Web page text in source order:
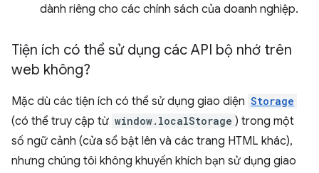
dành riêng cho các chính sách của doanh nghiệp.
Tiện ích có thể sử dụng các API bộ nhớ trên
web không?
Mặc dù các tiện ích có thể sử dụng giao diện Storage
(có thể truy cập từ window.localStorage ) trong một
số ngữ cảnh (cửa sổ bật lên và các trang HTML khác),
nhưng chúng tôi không khuyến khích bạn sử dụng giao